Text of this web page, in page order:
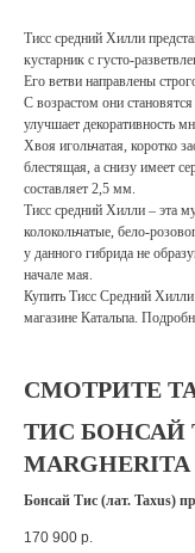
Тисс средний Хилли
кустарник с густо-
Его ветви направлены
С возрастом они
улучшает декоративность
Хвоя игольчатая, коротко
блестящая, а снизу имеет
составляет 2,5 мм.
Тисс средний Хилли – эта
колокольчатые, бело-
у данного гибрида не
начале мая.
Купить Тисс Средний
магазине Катальпа.
СМОТРИТЕ
ТИС БОНСАЙ
MARGHERITA
Бонсай Тис (лат. Taxus)
сочетающая в себе сразу
170 900 р.